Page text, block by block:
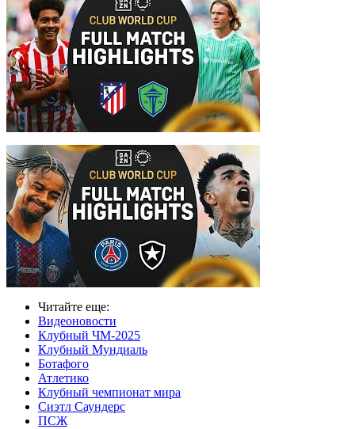
Читайте еще:
Видеоновости
Клубный ЧМ-2025
Клубный Мундиаль
Ботафого
Атлетико
Клубный чемпионат мира
Сиэтл Саундерс
ПСЖ